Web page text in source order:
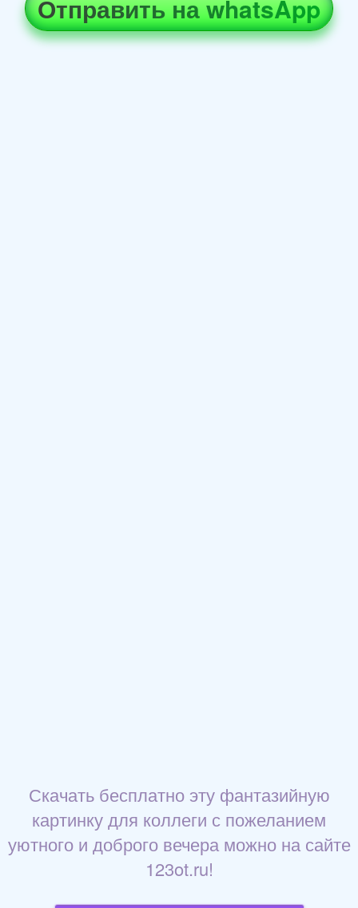
Отправить на whatsApp
Скачать бесплатно эту фантазийную
картинку для коллеги с пожеланием
уютного и доброго вечера можно на сайте
123ot.ru!